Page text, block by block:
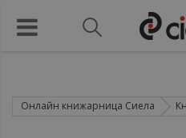
Онлайн книжарница Сиела